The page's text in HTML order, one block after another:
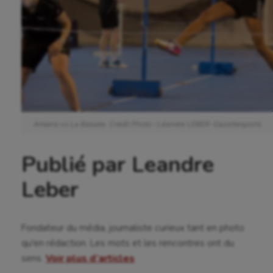
Voile
Wakeboard
Water-polo
Publié par Leandre
Leber
Fondateur du média, journaliste curieux tant en photo
qu'en rédaction. Les mots et les rencontres ont du
sens. Voir plus d’articles